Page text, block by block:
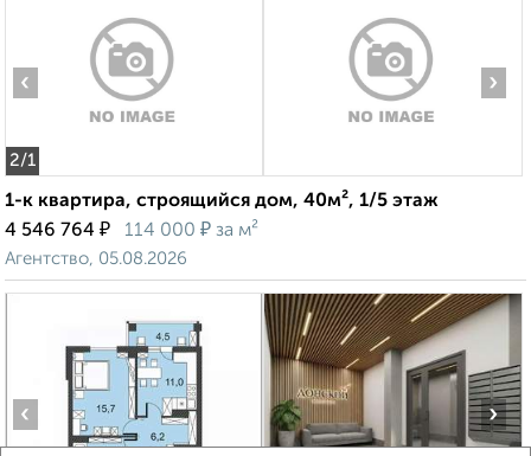
2/1
‹ ›
1-к квартира, строящийся дом, 40м², 1/5 этаж
4 546 764 ₽ 114 000 ₽ за м²
Агентство, 05.08.2026
‹ ›